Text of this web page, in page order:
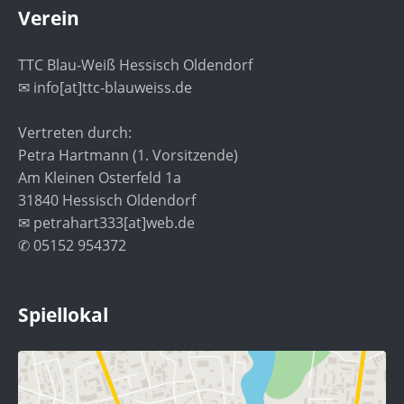
Verein
TTC Blau-Weiß Hessisch Oldendorf
✉ info[at]ttc-blauweiss.de
Vertreten durch:
Petra Hartmann (1. Vorsitzende)
Am Kleinen Osterfeld 1a
31840 Hessisch Oldendorf
✉ petrahart333[at]web.de
✆ 05152 954372
Spiellokal